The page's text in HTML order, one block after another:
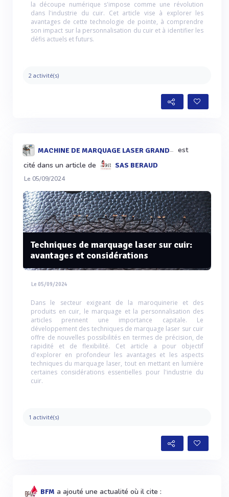
la découpe numérique s'impose comme une révolution
dans l'industrie du cuir. Cet article vise à explorer les
avantages de cette technologie de pointe, à comprendre
son impact sur la personnalisation du cuir et à identifier les
défis actuels et futurs.
2 activité(s)
MACHINE DE MARQUAGE LASER GRANDE LONGUEUR
est
cité dans un article de
SAS BERAUD
Le 05/09/2024
Techniques de marquage laser sur cuir:
avantages et considérations
Le 05/09/2024
Dans le secteur exigeant de la maroquinerie et des
produits en cuir, le marquage et la personnalisation des
articles prennent une importance capitale. Le
développement des techniques de marquage laser sur cuir
offre de nouvelles possibilités en termes de précision, de
rapidité et de flexibilité. Cet article a pour objectif
d'explorer en profondeur les avantages et les aspects
techniques du marquage laser, tout en mettant en lumière
certaines considérations essentielles pour l'industrie du
cuir.
1 activité(s)
BFM a ajouté une actualité où il cite :